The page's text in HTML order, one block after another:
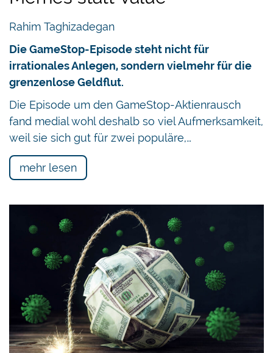
Rahim Taghizadegan
Die GameStop-Episode steht nicht für
irrationales Anlegen, sondern vielmehr für die
grenzenlose Geldflut.
Die Episode um den GameStop-Aktienrausch
fand medial wohl deshalb so viel Aufmerksamkeit,
weil sie sich gut für zwei populäre,…
mehr lesen